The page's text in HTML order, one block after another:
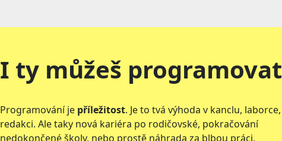
I ty můžeš programovat
Programování je příležitost. Je to tvá výhoda v kanclu, laborce,
redakci. Ale taky nová kariéra po rodičovské, pokračování
nedokončené školy, nebo prostě náhrada za blbou práci.